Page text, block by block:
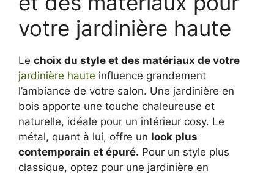
votre jardinière haute
Le choix du style et des matériaux de votre
jardinière haute influence grandement
l’ambiance de votre salon. Une jardinière en
bois apporte une touche chaleureuse et
naturelle, idéale pour un intérieur cosy. Le
métal, quant à lui, offre un look plus
contemporain et épuré. Pour un style plus
classique, optez pour une jardinière en